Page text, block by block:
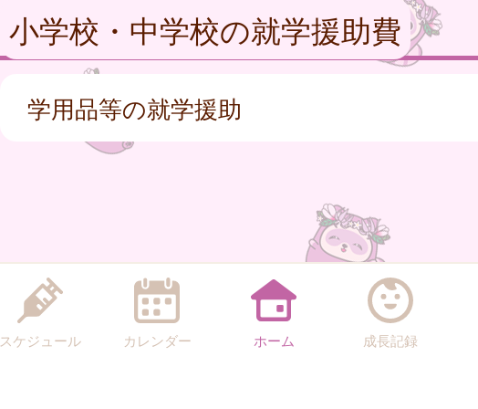
小学校・中学校の就学援助費
学用品等の就学援助
スケジュール カレンダー ホーム 成長記録